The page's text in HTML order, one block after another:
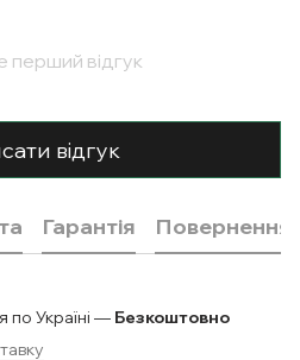
перший відгук
відгук
Гарантія Повернення
по Україні — Безкоштовно